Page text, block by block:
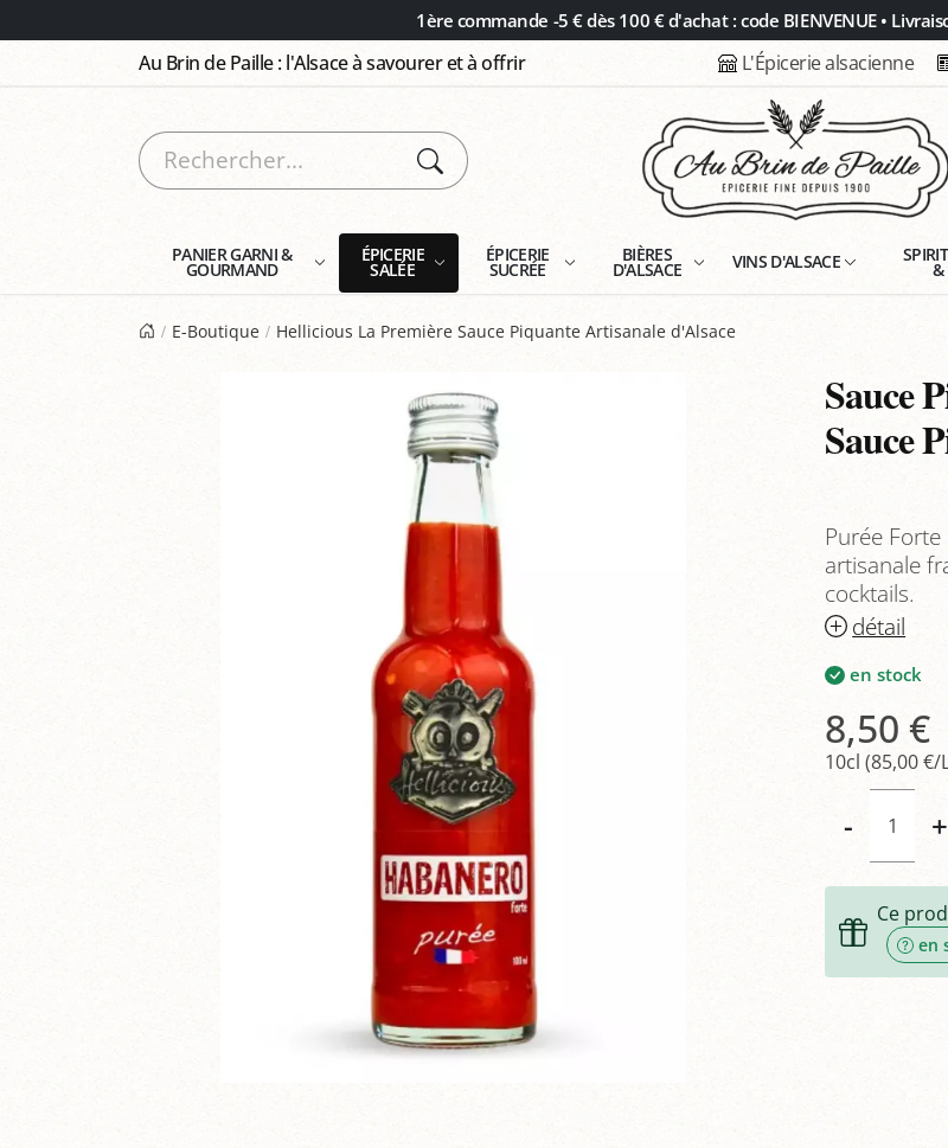
1ère commande -5 € dès 100 € d'achat : code BIENVENUE •
Au Brin de Paille : l'Alsace à savourer et à offrir L'Épicerie alsacienne
PANIER GARNI &
GOURMAND
ÉPICERIE
SALÉE
ÉPICERIE
SUCRÉE
BIÈRES
D'ALSACE VINS D'ALSACE &
E-Boutique Hellicious La Première Sauce Piquante Artisanale d'Alsace
Sauce
Sauce
Purée
artisanale
cocktails.
détail
en stock
8,50 €
10cl (85,00 €/
- +
Ce
en